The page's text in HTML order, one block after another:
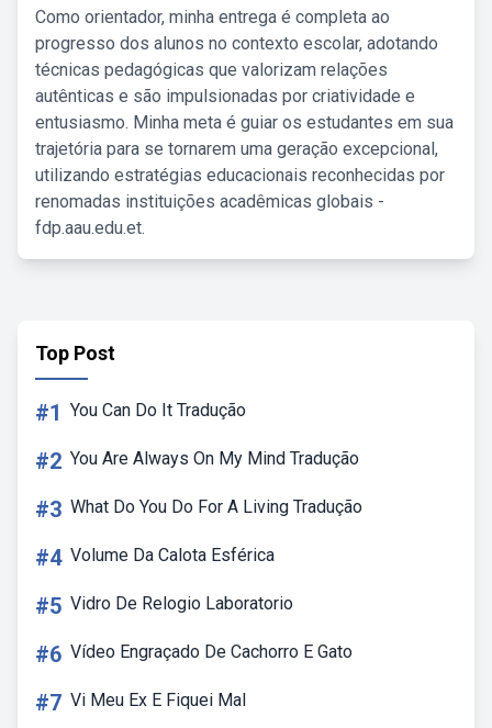
Como orientador, minha entrega é completa ao
progresso dos alunos no contexto escolar, adotando
técnicas pedagógicas que valorizam relações
autênticas e são impulsionadas por criatividade e
entusiasmo. Minha meta é guiar os estudantes em sua
trajetória para se tornarem uma geração excepcional,
utilizando estratégias educacionais reconhecidas por
renomadas instituições acadêmicas globais -
fdp.aau.edu.et.
Top Post
#1 You Can Do It Tradução
#2 You Are Always On My Mind Tradução
#3 What Do You Do For A Living Tradução
#4 Volume Da Calota Esférica
#5 Vidro De Relogio Laboratorio
#6 Vídeo Engraçado De Cachorro E Gato
#7 Vi Meu Ex E Fiquei Mal